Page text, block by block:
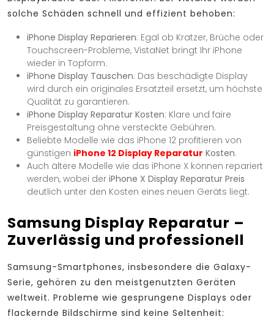
solche Schäden schnell und effizient behoben:
iPhone Display Reparieren: Egal ob Kratzer, Brüche oder
Touchscreen-Probleme, VistaNet bringt Ihr iPhone
wieder in Topform.
iPhone Display Tauschen: Das beschädigte Display
wird durch ein originales Ersatzteil ersetzt, um höchste
Qualität zu garantieren.
iPhone Display Reparatur Kosten: Klare und faire
Preisgestaltung ohne versteckte Gebühren.
Beliebte Modelle wie das iPhone 12 profitieren von
günstigen iPhone 12 Display Reparatur Kosten.
Auch ältere Modelle wie das iPhone X können repariert
werden, wobei der iPhone X Display Reparatur Preis
deutlich unter den Kosten eines neuen Geräts liegt.
Samsung Display Reparatur –
Zuverlässig und professionell
Samsung-Smartphones, insbesondere die Galaxy-
Serie, gehören zu den meistgenutzten Geräten
weltweit. Probleme wie gesprungene Displays oder
flackernde Bildschirme sind keine Seltenheit: